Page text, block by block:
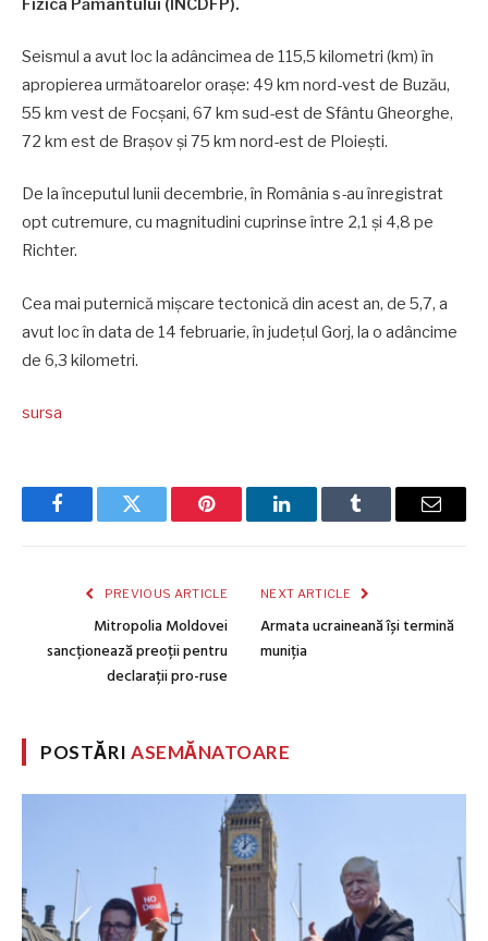
Fizica Pământului (INCDFP).
Seismul a avut loc la adâncimea de 115,5 kilometri (km) în
apropierea următoarelor oraşe: 49 km nord-vest de Buzău,
55 km vest de Focşani, 67 km sud-est de Sfântu Gheorghe,
72 km est de Braşov şi 75 km nord-est de Ploieşti.
De la începutul lunii decembrie, în România s-au înregistrat
opt cutremure, cu magnitudini cuprinse între 2,1 şi 4,8 pe
Richter.
Cea mai puternică mişcare tectonică din acest an, de 5,7, a
avut loc în data de 14 februarie, în judeţul Gorj, la o adâncime
de 6,3 kilometri.
sursa
FacebookTwitter Pinterest LinkedInTumblr Email
PREVIOUS ARTICLE
Mitropolia Moldovei
sancționează preoții pentru
declarații pro-ruse
NEXT ARTICLE
Armata ucraineană își termină
muniția
POSTĂRIASEMĂNATOARE